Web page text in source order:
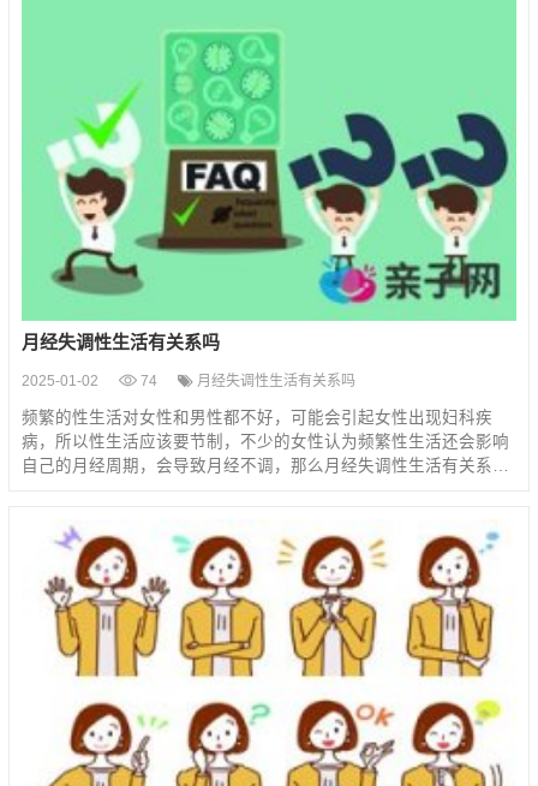
月经失调性生活有关系吗
2025-01-02 74 月经失调性生活有关系吗
频繁的性生活对女性和男性都不好，可能会引起女性出现妇科疾
病，所以性生活应该要节制，不少的女性认为频繁性生活还会影响
自己的月经周期，会导致月经不调，那么月经失调性生活有关系…